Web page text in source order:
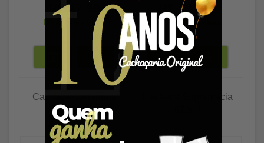
R$ 47,89
R$ 46,45 à vista
R$ 132,89
R$ 128,90 à vista
Cachaça Canarinha
600ml
Cachaça Supremacia